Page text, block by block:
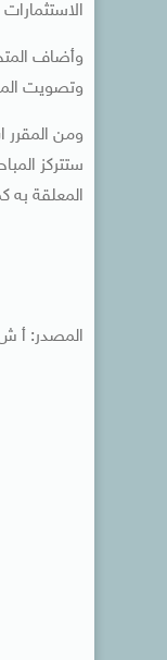
وأضاف
وتصويت
ومن المقرر
ستتركز
المعلقة به
المصدر: أ